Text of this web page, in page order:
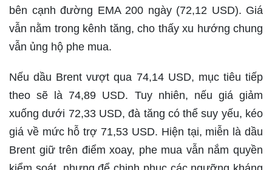
bên cạnh đường EMA 200 ngày (72,12 USD). Giá
vẫn nằm trong kênh tăng, cho thấy xu hướng chung
vẫn ủng hộ phe mua.
Nếu dầu Brent vượt qua 74,14 USD, mục tiêu tiếp
theo sẽ là 74,89 USD. Tuy nhiên, nếu giá giảm
xuống dưới 72,33 USD, đà tăng có thể suy yếu, kéo
giá về mức hỗ trợ 71,53 USD. Hiện tại, miễn là dầu
Brent giữ trên điểm xoay, phe mua vẫn nắm quyền